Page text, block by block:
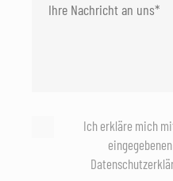
Ich erkläre mich